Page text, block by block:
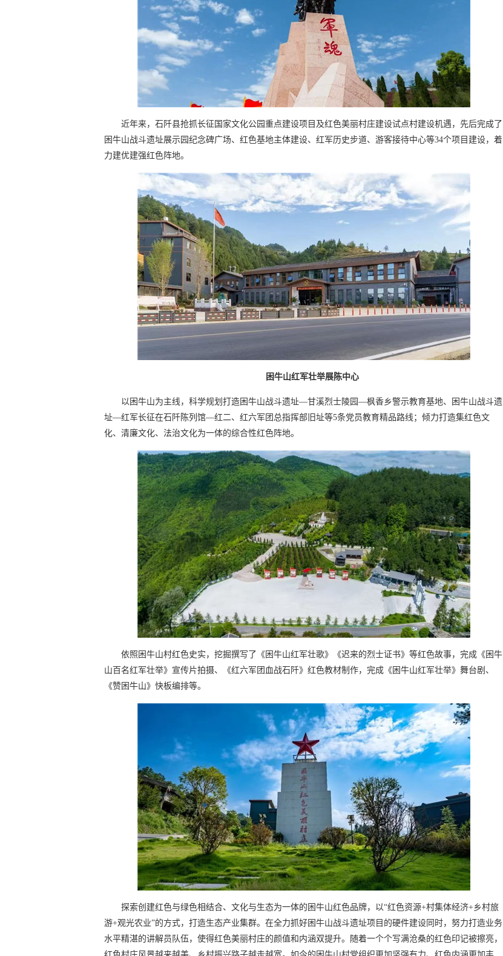
近年来，石阡县抢抓长征国家文化公园重点建设项目及红色美丽村庄建设试点村建设机遇，先后完成了
困牛山战斗遗址展示园纪念碑广场、红色基地主体建设、红军历史步道、游客接待中心等34个项目建设，着
力建优建强红色阵地。
困牛山红军壮举展陈中心
以困牛山为主线，科学规划打造困牛山战斗遗址—甘溪烈士陵园—枫香乡警示教育基地、困牛山战斗遗
址—红军长征在石阡陈列馆—红二、红六军团总指挥部旧址等5条党员教育精品路线；倾力打造集红色文
化、清廉文化、法治文化为一体的综合性红色阵地。
依照困牛山村红色史实，挖掘撰写了《困牛山红军壮歌》《迟来的烈士证书》等红色故事，完成《困牛
山百名红军壮举》宣传片拍摄、《红六军团血战石阡》红色教材制作，完成《困牛山红军壮举》舞台剧、
《赞困牛山》快板编排等。
探索创建红色与绿色相结合、文化与生态为一体的困牛山红色品牌，以“红色资源+村集体经济+乡村旅
游+观光农业”的方式，打造生态产业集群。在全力抓好困牛山战斗遗址项目的硬件建设同时，努力打造业务
水平精湛的讲解员队伍，使得红色美丽村庄的颜值和内涵双提升。随着一个个写满沧桑的红色印记被擦亮，